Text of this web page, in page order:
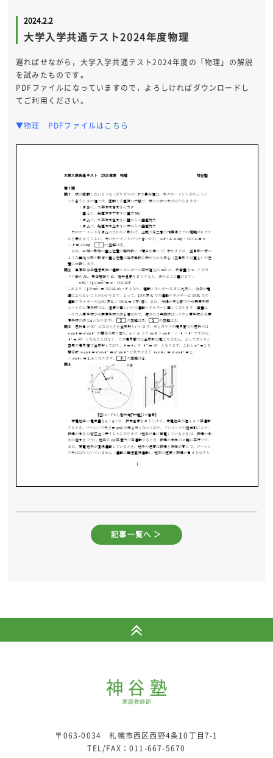
2024.2.2
大学入学共通テスト2024年度物理
遅ればせながら，大学入学共通テスト2024年度の「物理」の解説
を試みたものです。
PDFファイルになっていますので，よろしければダウンロードし
てご利用ください。
▼物理 PDFファイルはこちら
記事一覧へ ＞
〒063-0034 札幌市西区西野4条10丁目7-1
TEL/FAX：011-667-5670